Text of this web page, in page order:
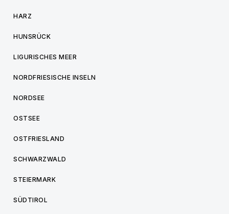
HARZ
HUNSRÜCK
LIGURISCHES MEER
NORDFRIESISCHE INSELN
NORDSEE
OSTSEE
OSTFRIESLAND
SCHWARZWALD
STEIERMARK
SÜDTIROL